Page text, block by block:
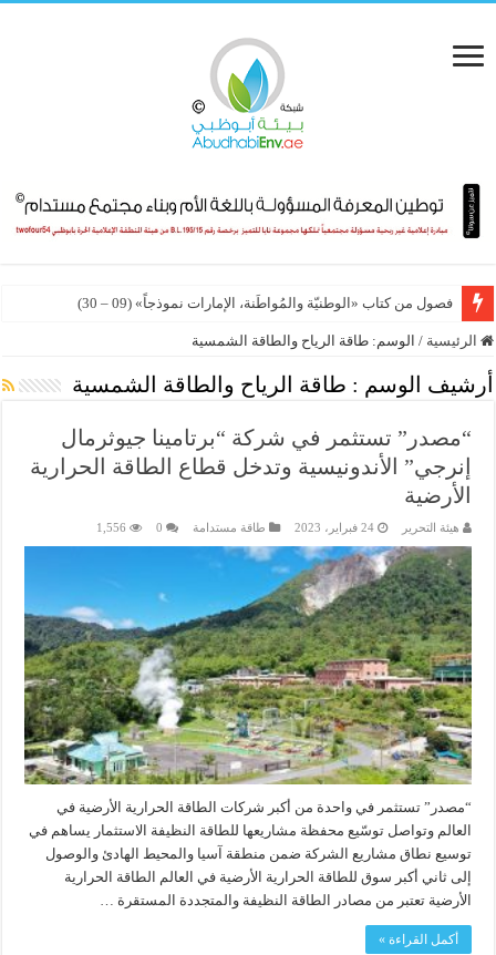
فصول من كتاب «الوطنيّة والمُواطَنة، الإمارات نموذجاً» (09 – 30)
الرئيسية / الوسم: طاقة الرياح والطاقة الشمسية
أرشيف الوسم : طاقة الرياح والطاقة الشمسية
“مصدر” تستثمر في شركة “برتامينا جيوثرمال
إنرجي” الأندونيسية وتدخل قطاع الطاقة الحرارية
الأرضية
هيئة التحرير 24 فبراير، 2023 طاقة مستدامة 0
1,556
“مصدر” تستثمر في واحدة من أكبر شركات الطاقة الحرارية الأرضية في
العالم وتواصل توسّيع محفظة مشاريعها للطاقة النظيفة الاستثمار يساهم في
توسيع نطاق مشاريع الشركة ضمن منطقة آسيا والمحيط الهادئ والوصول
إلى ثاني أكبر سوق للطاقة الحرارية الأرضية في العالم الطاقة الحرارية
الأرضية تعتبر من مصادر الطاقة النظيفة والمتجددة المستقرة …
أكمل القراءة »